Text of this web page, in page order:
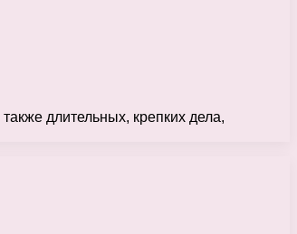
длительных, крепких дела,